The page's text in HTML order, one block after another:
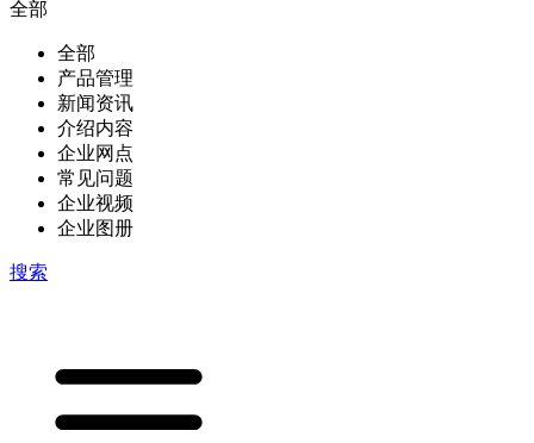
全部
全部
产品管理
新闻资讯
介绍内容
企业网点
常见问题
企业视频
企业图册
搜索